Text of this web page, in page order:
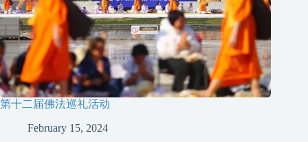
第十二届佛法巡礼活动
February 15, 2024